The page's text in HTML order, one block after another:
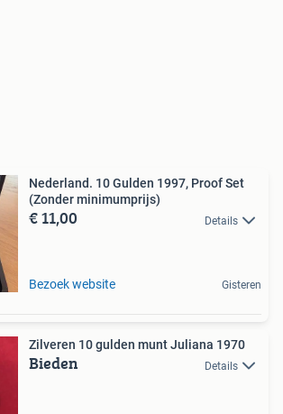
Nederland. 10 Gulden 1997, Proof Set
(Zonder minimumprijs)
€ 11,00 Details
Bezoek website Gisteren
Zilveren 10 gulden munt Juliana 1970
Bieden Details